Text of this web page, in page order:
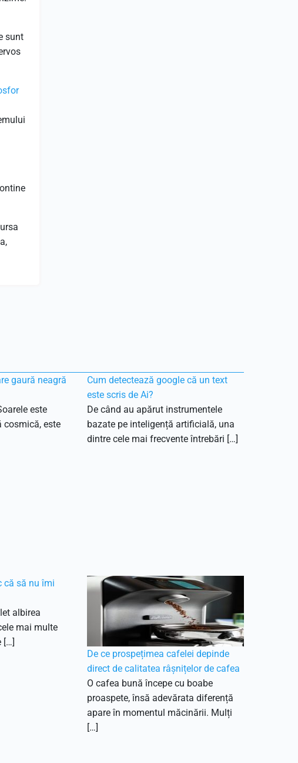
sunt
gaură neagră
este
cosmică, este
Cum detectează google că un text
este scris de Ai?
De când au apărut instrumentele
bazate pe inteligență artificială, una
dintre cele mai frecvente întrebări […]
că să nu îmi
albirea
mai multe
[…]
De ce prospețimea cafelei depinde
direct de calitatea râșnițelor de cafea
O cafea bună începe cu boabe
proaspete, însă adevărata diferență
apare în momentul măcinării. Mulți
[…]